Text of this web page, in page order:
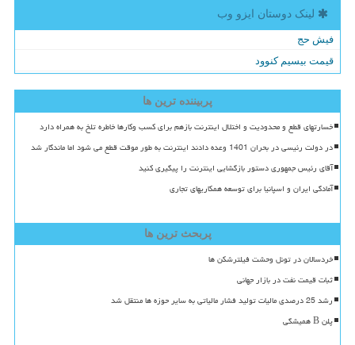
لینک دوستان ایزو وب
فیش حج
قیمت بیسیم کنوود
پربیننده ترین ها
خسارتهای قطع و محدودیت و اختلال اینترنت بازهم برای کسب وکارها خاطره تلخ به همراه دارد
در دولت رئیسی در بحران 1401 وعده دادند اینترنت به طور موقت قطع می شود اما ماندگار شد
آقای رئیس جمهوری دستور بازگشایی اینترنت را پیگیری کنید
آمادگی ایران و اسپانیا برای توسعه همکاریهای تجاری
پربحث ترین ها
خردسالان در تونل وحشت فیلترشکن ها
ثبات قیمت نفت در بازار جهانی
رشد 25 درصدی مالیات تولید فشار مالیاتی به سایر حوزه ها منتقل شد
پلن B همیشگی